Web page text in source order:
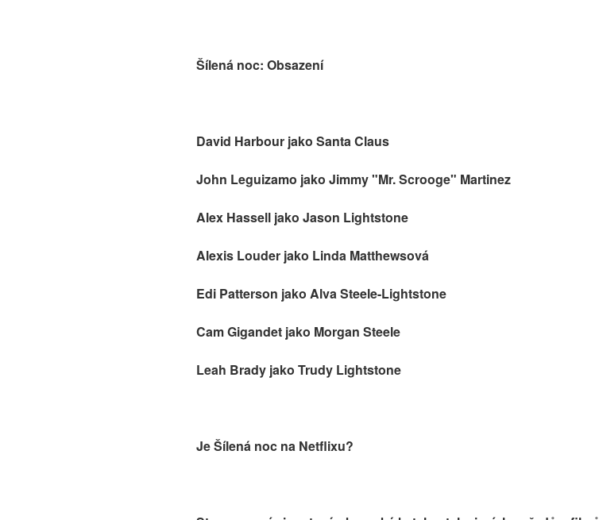
Šílená noc: Obsazení
David Harbour jako Santa Claus
John Leguizamo jako Jimmy "Mr. Scrooge" Martinez
Alex Hassell jako Jason Lightstone
Alexis Louder jako Linda Matthewsová
Edi Patterson jako Alva Steele-Lightstone
Cam Gigandet jako Morgan Steele
Leah Brady jako Trudy Lightstone
Je Šílená noc na Netflixu?